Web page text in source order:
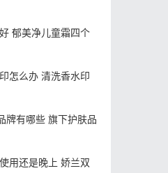
郁美净儿童霜四个
怎么办 清洗香水印
牌有哪些 旗下护肤品
用还是晚上 娇兰双